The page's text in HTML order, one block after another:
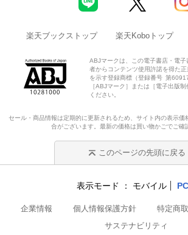
楽天ブックストップ 楽天Koboトップ
ABJマークは、この電子書店・電
者からコンテンツ使用許諾を得た
を示す登録商標（登録番号 第
［ABJマーク］または［電子出版
ください。
セール・商品情報は定期的に更新されるため、サイト内の表示価
合がございます。最新の価格は買い物かごでご確
このページの先頭に戻る
表示モード モバイル PC
企業情報 個人情報保護方針
特定商
サステナビリティ